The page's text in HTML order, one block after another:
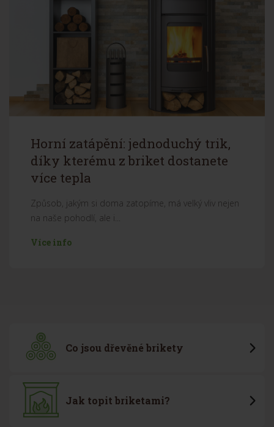
Horní zatápění: jednoduchý trik,
díky kterému z briket dostanete
více tepla
Způsob, jakým si doma zatopíme, má velký vliv nejen
na naše pohodlí, ale i...
Více info
Co jsou dřevěné brikety
Jak topit briketami?